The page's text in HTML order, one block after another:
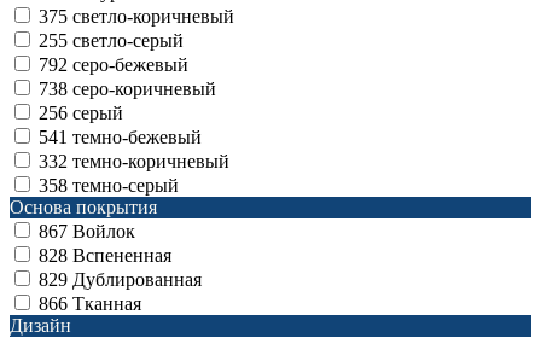
375 светло-коричневый
255 светло-серый
792 серо-бежевый
738 серо-коричневый
256 серый
541 темно-бежевый
332 темно-коричневый
358 темно-серый
Основа покрытия
867 Войлок
828 Вспененная
829 Дублированная
866 Тканная
Дизайн